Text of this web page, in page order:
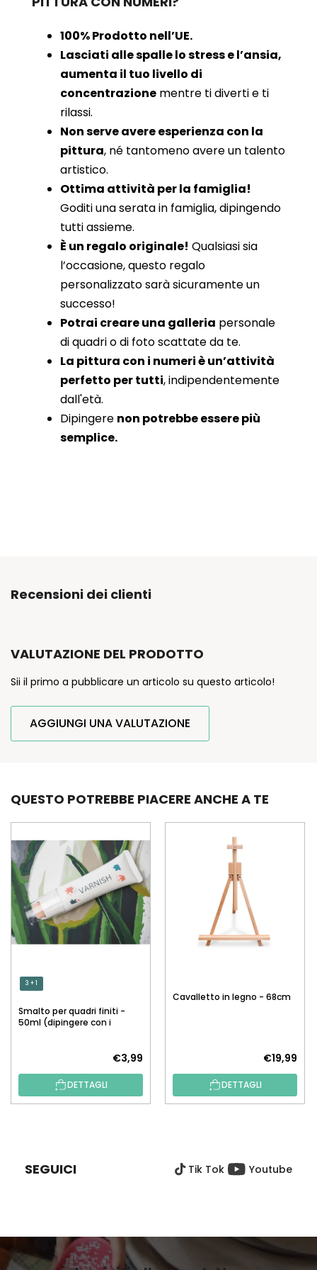
100% Prodotto nell’UE.
Lasciati alle spalle lo stress e l’ansia,
aumenta il tuo livello di
concentrazione mentre ti diverti e ti
rilassi.
Non serve avere esperienza con la
pittura, né tantomeno avere un talento
artistico.
Ottima attività per la famiglia!
Goditi una serata in famiglia, dipingendo
tutti assieme.
È un regalo originale! Qualsiasi sia
l’occasione, questo regalo
personalizzato sarà sicuramente un
successo!
Potrai creare una galleria personale
di quadri o di foto scattate da te.
La pittura con i numeri è un’attività
perfetto per tutti, indipendentemente
dall'età.
Dipingere non potrebbe essere più
semplice.
Recensioni dei clienti
VALUTAZIONE DEL PRODOTTO
Sii il primo a pubblicare un articolo su questo articolo!
AGGIUNGI UNA VALUTAZIONE
QUESTO POTREBBE PIACERE ANCHE A TE
3 + 1
Smalto per quadri finiti -
50ml (dipingere con i
€3,99
DETTAGLI
Cavalletto in legno - 68cm
€19,99
DETTAGLI
G
SEGUICI Tik Tok Youtube